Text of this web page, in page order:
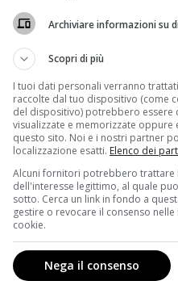
di vedere anche
ci racconta la vita di
un mondo tenuto in
prima visione è che si
ragazzi che per diversi
a raccontarci il mondo
ancora più vero,
Vincente il regista ci porta
Archiviare informazioni su
Scopri di più
I tuoi dati personali verranno
raccolte dal tuo dispositivo (come
del dispositivo) potrebbero essere
visualizzate e memorizzate oppure
questo sito. Noi e i nostri partner
localizzazione esatti. Elenco dei
Alcuni fornitori potrebbero trattare
dell'interesse legittimo, al quale
sotto. Cerca un link in fondo a
gestire o revocare il consenso
cookie.
Nega il consenso